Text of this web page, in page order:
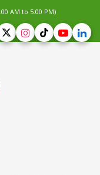
AM to 5.00 PM)